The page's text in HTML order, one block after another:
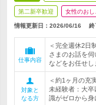
第二新卒歓迎 女性のおし
情報更新日：2026/06/16 終
仕事内容
＜完全週休2日
さまのお話を
などをお任せし
対象と
なる方
＜約1ヶ月の充
未経験者：大
識がゼロから身